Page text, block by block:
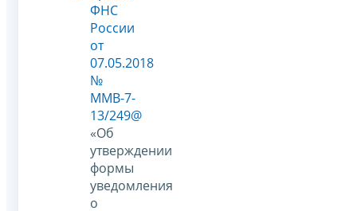
ФНС
России
от
07.05.2018
№
ММВ-7-
13/249@
«Об
утверждении
формы
уведомления
о